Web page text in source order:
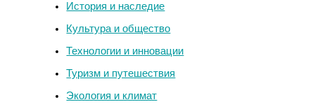
История и наследие
Культура и общество
Технологии и инновации
Туризм и путешествия
Экология и климат